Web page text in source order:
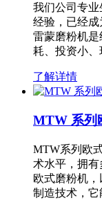
我们公司专
经验，已经成
雷蒙磨粉机
耗、投资小
了解详情
MTW 系列
MTW系列欧
术水平，拥
欧式磨粉机
制造技术，